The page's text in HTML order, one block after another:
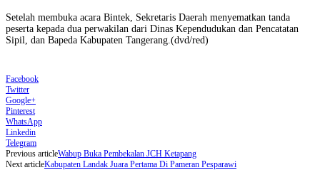
Setelah membuka acara Bintek, Sekretaris Daerah menyematkan tanda
peserta kepada dua perwakilan dari Dinas Kependudukan dan Pencatatan
Sipil, dan Bapeda Kabupaten Tangerang.(dvd/red)
Facebook
Twitter
Google+
Pinterest
WhatsApp
Linkedin
Telegram
Previous articleWabup Buka Pembekalan JCH Ketapang
Next articleKabupaten Landak Juara Pertama Di Pameran Pesparawi